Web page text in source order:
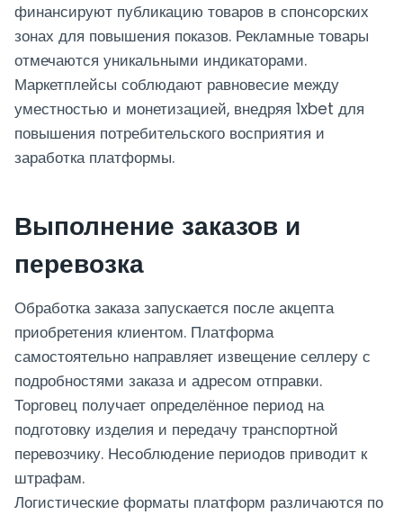
финансируют публикацию товаров в спонсорских
зонах для повышения показов. Рекламные товары
отмечаются уникальными индикаторами.
Маркетплейсы соблюдают равновесие между
уместностью и монетизацией, внедряя 1xbet для
повышения потребительского восприятия и
заработка платформы.
Выполнение заказов и
перевозка
Обработка заказа запускается после акцепта
приобретения клиентом. Платформа
самостоятельно направляет извещение селлеру с
подробностями заказа и адресом отправки.
Торговец получает определённое период на
подготовку изделия и передачу транспортной
перевозчику. Несоблюдение периодов приводит к
штрафам.
Логистические форматы платформ различаются по